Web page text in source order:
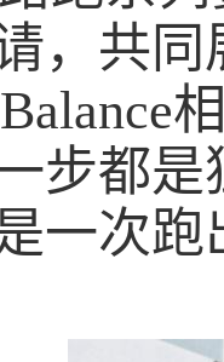
，共
步都
一次